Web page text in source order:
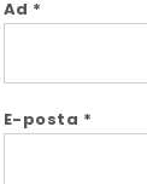
Ad *
E-posta *